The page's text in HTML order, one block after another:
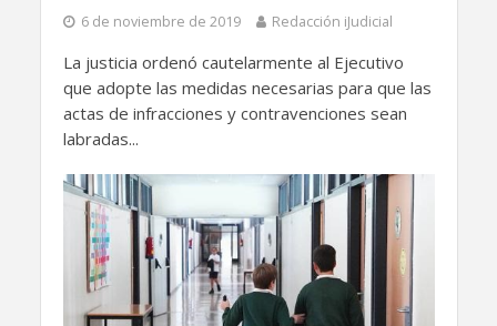
6 de noviembre de 2019 Redacción iJudicial
La justicia ordenó cautelarmente al Ejecutivo
que adopte las medidas necesarias para que las
actas de infracciones y contravenciones sean
labradas...